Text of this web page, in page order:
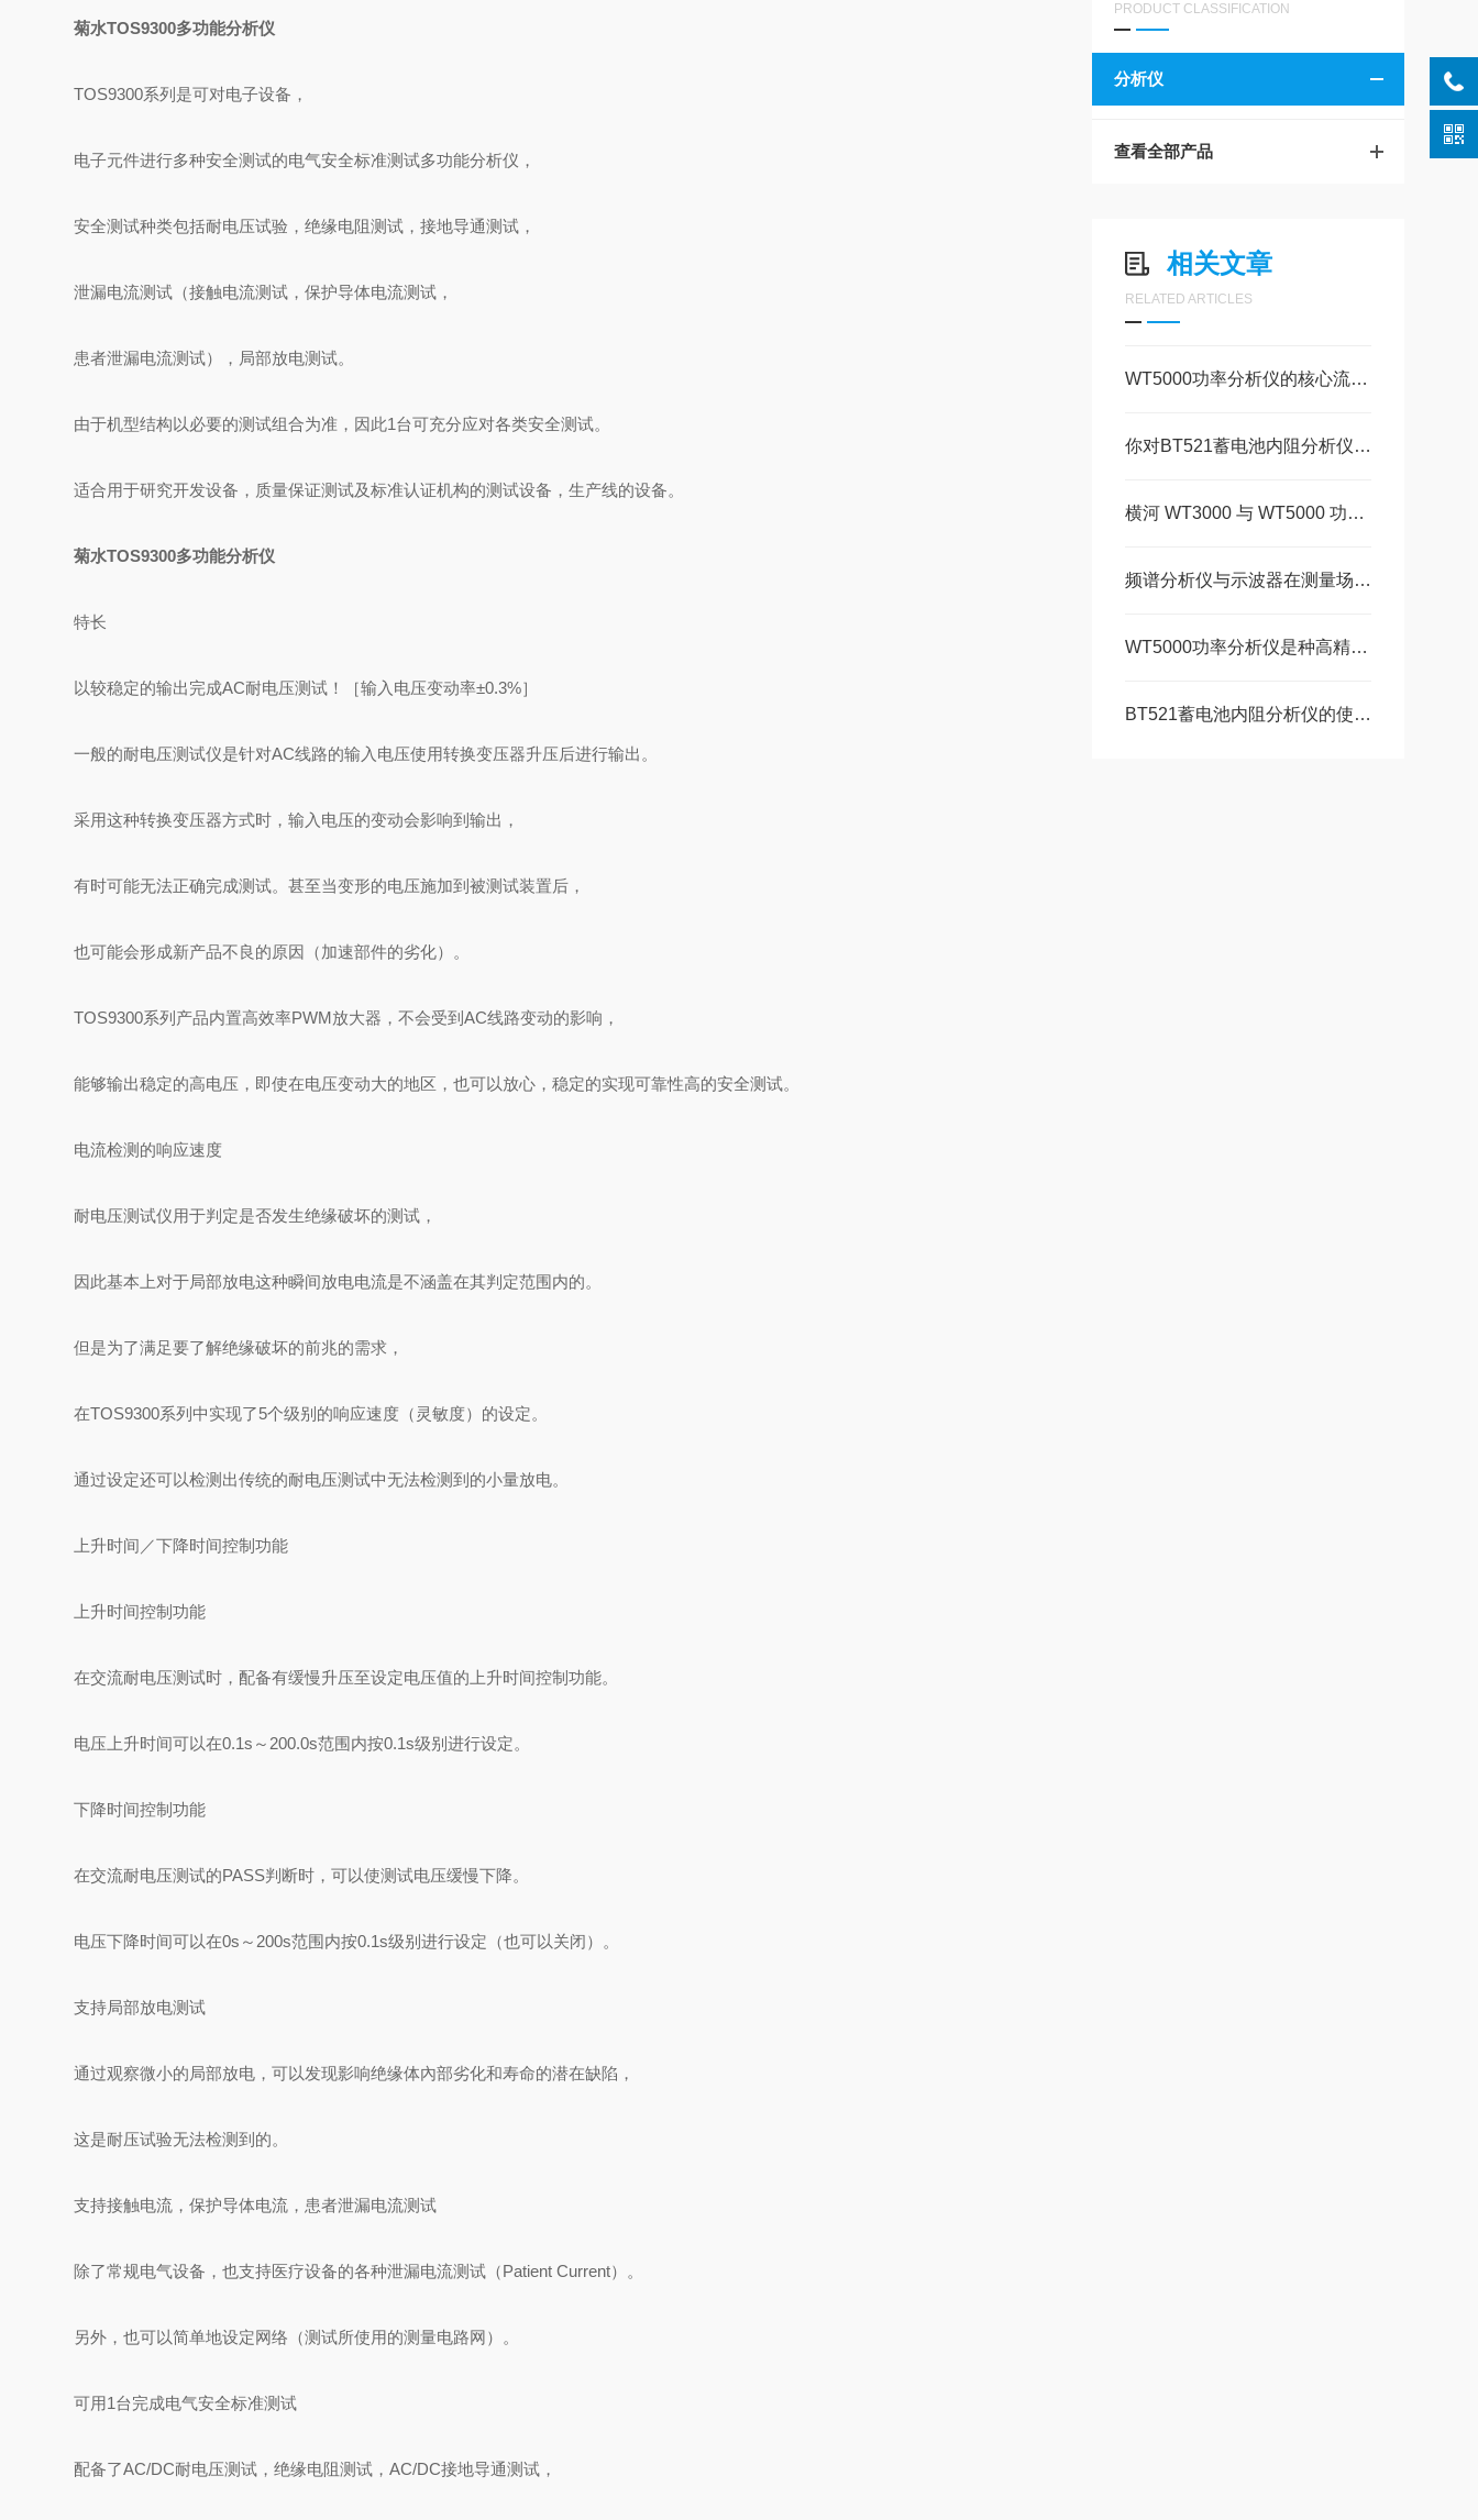
PRODUCT CLASSIFICATION
分析仪
查看全部产品
相关文章
RELATED ARTICLES
WT5000功率分析仪的核心流程包括三个关键环节
你对BT521蓄电池内阻分析仪了解吗？
横河 WT3000 与 WT5000 功率分析仪：核心区别与选型要点
频谱分析仪与示波器在测量场景上的核心差异
WT5000功率分析仪是种高精度测量设备
BT521蓄电池内阻分析仪的使用注意事项
菊水TOS9300多功能分析仪
TOS9300系列是可对电子设备，
电子元件进行多种安全测试的电气安全标准测试多功能分析仪，
安全测试种类包括耐电压试验，绝缘电阻测试，接地导通测试，
泄漏电流测试（接触电流测试，保护导体电流测试，
患者泄漏电流测试），局部放电测试。
由于机型结构以必要的测试组合为准，因此1台可充分应对各类安全测试。
适合用于研究开发设备，质量保证测试及标准认证机构的测试设备，生产线的设备。
菊水TOS9300多功能分析仪
特长
以较稳定的输出完成AC耐电压测试！［输入电压变动率±0.3%］
一般的耐电压测试仪是针对AC线路的输入电压使用转换变压器升压后进行输出。
采用这种转换变压器方式时，输入电压的变动会影响到输出，
有时可能无法正确完成测试。甚至当变形的电压施加到被测试装置后，
也可能会形成新产品不良的原因（加速部件的劣化）。
TOS9300系列产品内置高效率PWM放大器，不会受到AC线路变动的影响，
能够输出稳定的高电压，即使在电压变动大的地区，也可以放心，稳定的实现可靠性高的安全测试。
电流检测的响应速度
耐电压测试仪用于判定是否发生绝缘破坏的测试，
因此基本上对于局部放电这种瞬间放电电流是不涵盖在其判定范围内的。
但是为了满足要了解绝缘破坏的前兆的需求，
在TOS9300系列中实现了5个级别的响应速度（灵敏度）的设定。
通过设定还可以检测出传统的耐电压测试中无法检测到的小量放电。
上升时间／下降时间控制功能
上升时间控制功能
在交流耐电压测试时，配备有缓慢升压至设定电压值的上升时间控制功能。
电压上升时间可以在0.1s～200.0s范围内按0.1s级别进行设定。
下降时间控制功能
在交流耐电压测试的PASS判断时，可以使测试电压缓慢下降。
电压下降时间可以在0s～200s范围内按0.1s级别进行设定（也可以关闭）。
支持局部放电测试
通过观察微小的局部放电，可以发现影响绝缘体內部劣化和寿命的潜在缺陷，
这是耐压试验无法检测到的。
支持接触电流，保护导体电流，患者泄漏电流测试
除了常规电气设备，也支持医疗设备的各种泄漏电流测试（Patient Current）。
另外，也可以简单地设定网络（测试所使用的测量电路网）。
可用1台完成电气安全标准测试
配备了AC/DC耐电压测试，绝缘电阻测试，AC/DC接地导通测试，